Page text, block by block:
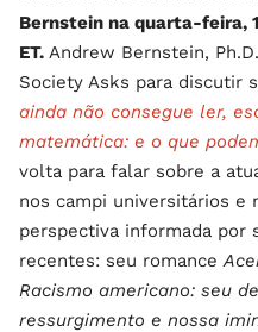
Bernstein na quarta-feira,
ET. Andrew Bernstein,
Society Asks para discutir
ainda não consegue ler,
matemática: e o que
volta para falar sobre a
nos campi universitários e
perspectiva informada por
recentes: seu romance
Racismo americano: seu
ressurgimento e nossa